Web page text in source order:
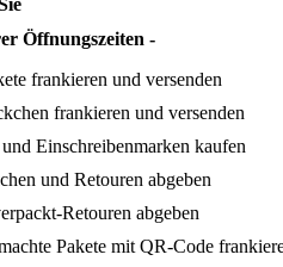
Öffnungszeiten -
frankieren und versenden
frankieren und versenden
Einschreibenmarken kaufen
und Retouren abgeben
Retouren abgeben
Pakete mit QR-Code